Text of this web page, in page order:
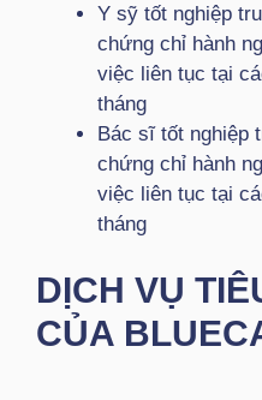
Y sỹ tốt nghiệp
chứng chỉ hành
việc liên tục tại
tháng
Bác sĩ tốt nghiệp
chứng chỉ hành
việc liên tục tại
tháng
DỊCH VỤ
CỦA